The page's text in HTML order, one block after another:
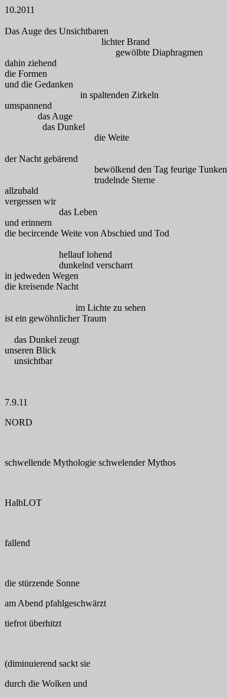
10.2011
Das Auge des Unsichtbaren
lichter Brand
gewölbte Diaphragmen
dahin ziehend
die Formen
und die Gedanken
in spaltenden Zirkeln
umspannend
das Auge
das Dunkel
die Weite
der Nacht gebärend
bewölkend den Tag feurige Tunken
trudelnde Sterne
allzubald
vergessen wir
das Leben
und erinnern
die becircende Weite von Abschied und Tod
hellauf lohend
dunkelnd verscharrt
in jedweden Wegen
die kreisende Nacht
im Lichte zu sehen
ist ein gewöhnlicher Traum
das Dunkel zeugt
unseren Blick
unsichtbar
7.9.11
NORD
schwellende Mythologie schwelender Mythos
HalbLOT
fallend
die stürzende Sonne
am Abend pfahlgeschwärzt
tiefrot überhitzt
(diminuierend sackt sie
durch die Wolken und